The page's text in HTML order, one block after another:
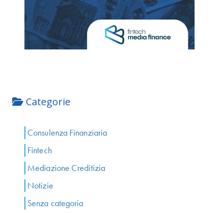
Categorie
Consulenza Finanziaria
Fintech
Mediazione Creditizia
Notizie
Senza categoria